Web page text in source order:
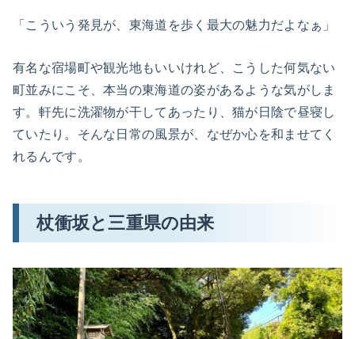
「こういう発見が、東海道を歩く最大の魅力だよなぁ」
有名な宿場町や観光地もいいけれど、こうした何気ない
町並みにこそ、本当の東海道の姿があるような気がしま
す。軒先に洗濯物が干してあったり、猫が日陰で昼寝し
ていたり。そんな日常の風景が、なぜか心を和ませてく
れるんです。
杖衝坂と三重県の由来